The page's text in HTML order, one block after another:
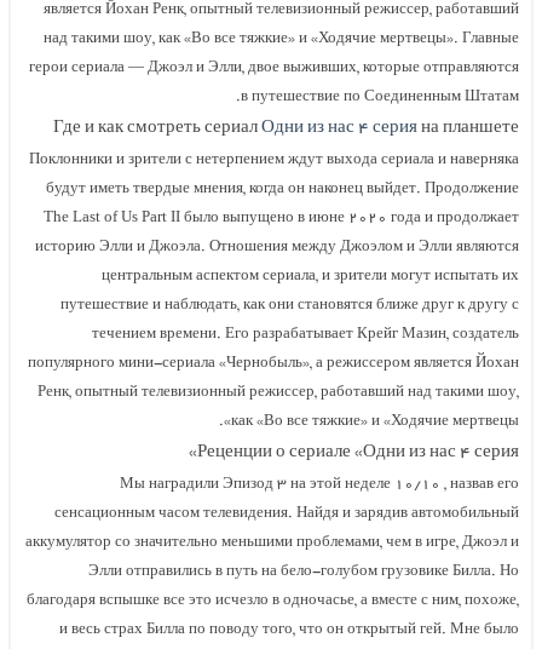
является Йохан Ренк, опытный телевизионный режиссер, работавший
над такими шоу, как «Во все тяжкие» и «Ходячие мертвецы». Главные
герои сериала — Джоэл и Элли, двое выживших, которые отправляются
в путешествие по Соединенным Штатам.
Где и как смотреть сериалОдни из нас ۴ серия на планшете
Поклонники и зрители с нетерпением ждут выхода сериала и наверняка
будут иметь твердые мнения, когда он наконец выйдет. Продолжение
The Last of Us Part II было выпущено в июне ۲۰۲۰ года и продолжает
историю Элли и Джоэла. Отношения между Джоэлом и Элли являются
центральным аспектом сериала, и зрители могут испытать их
путешествие и наблюдать, как они становятся ближе друг к другу с
течением времени. Его разрабатывает Крейг Мазин, создатель
популярного мини-сериала «Чернобыль», а режиссером является Йохан
Ренк, опытный телевизионный режиссер, работавший над такими шоу,
как «Во все тяжкие» и «Ходячие мертвецы».
Реценции о сериале «Одни из нас ۴ серия»
Мы наградили Эпизод ۳ на этой неделе ۱۰/۱۰ , назвав его
сенсационным часом телевидения. Найдя и зарядив автомобильный
аккумулятор со значительно меньшими проблемами, чем в игре, Джоэл и
Элли отправились в путь на бело-голубом грузовике Билла. Но
благодаря вспышке все это исчезло в одночасье, а вместе с ним, похоже,
и весь страх Билла по поводу того, что он открытый гей. Мне было